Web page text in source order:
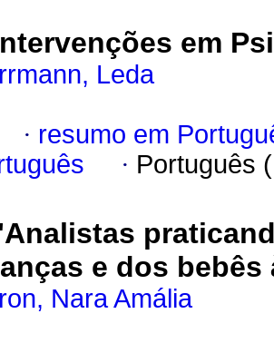
em
Leda
· resumo em
· Português
e dos bebês
Nara Amália